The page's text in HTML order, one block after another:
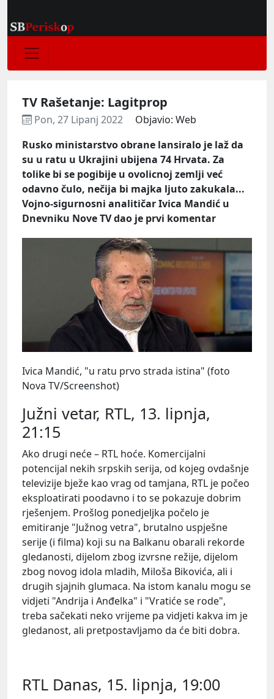
TV Rašetanje: Lagitprop
Pon, 27 Lipanj 2022
Objavio: Web
Rusko ministarstvo obrane lansiralo je laž da
su u ratu u Ukrajini ubijena 74 Hrvata. Za
tolike bi se pogibije u ovolicnoj zemlji već
odavno čulo, nečija bi majka ljuto zakukala...
Vojno-sigurnosni analitičar Ivica Mandić u
Dnevniku Nove TV dao je prvi komentar
Ivica Mandić, "u ratu prvo strada istina" (foto
Nova TV/Screenshot)
Južni vetar, RTL, 13. lipnja,
21:15
Ako drugi neće – RTL hoće. Komercijalni
potencijal nekih srpskih serija, od kojeg ovdašnje
televizije bježe kao vrag od tamjana, RTL je počeo
eksploatirati poodavno i to se pokazuje dobrim
rješenjem. Prošlog ponedjeljka počelo je
emitiranje "Južnog vetra", brutalno uspješne
serije (i filma) koji su na Balkanu obarali rekorde
gledanosti, dijelom zbog izvrsne režije, dijelom
zbog novog idola mladih, Miloša Bikovića, ali i
drugih sjajnih glumaca. Na istom kanalu mogu se
vidjeti "Andrija i Anđelka" i "Vratiće se rode",
treba sačekati neko vrijeme pa vidjeti kakva im je
gledanost, ali pretpostavljamo da će biti dobra.
RTL Danas, 15. lipnja, 19:00